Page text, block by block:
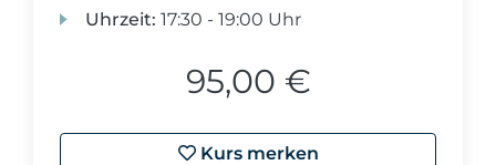
Uhrzeit: 17:30 - 19:00 Uhr
95,00 €
Kurs merken